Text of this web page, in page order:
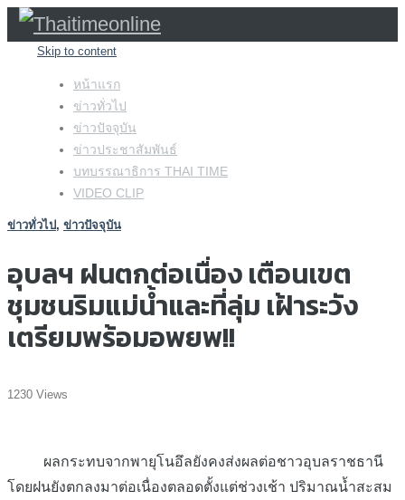
Skip to content
หน้าแรก
ข่าวทั่วไป
ข่าวปัจจุบัน
ข่าวประชาสัมพันธ์
บทบรรณาธิการ THAI TIME
VIDEO CLIP
ข่าวทั่วไป, ข่าวปัจจุบัน
อุบลฯ ฝนตกต่อเนื่อง เตือนเขต
ชุมชนริมแม่น้ำและที่ลุ่ม เฝ้าระวัง
เตรียมพร้อมอพยพ!!
1230 Views
ผลกระทบจากพายุโนอึลยังคงส่งผลต่อชาวอุบลราชธานี
โดยฝนยังตกลงมาต่อเนื่องตลอดตั้งแต่ช่วงเช้า ปริมาณน้ำสะสม